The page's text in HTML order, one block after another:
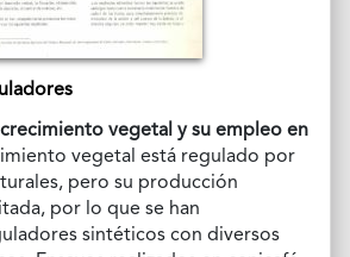
vegetal y su empleo en
vegetal está regulado por
pero su producción
por lo que se han
sintéticos con diversos